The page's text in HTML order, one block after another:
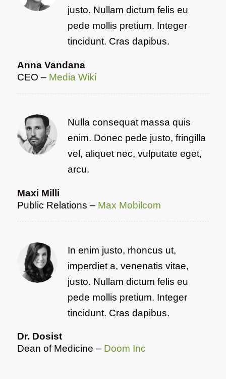
justo. Nullam dictum felis eu
pede mollis pretium. Integer
tincidunt. Cras dapibus.
Anna Vandana
CEO – Media Wiki
Nulla consequat massa quis
enim. Donec pede justo, fringilla
vel, aliquet nec, vulputate eget,
arcu.
Maxi Milli
Public Relations – Max Mobilcom
In enim justo, rhoncus ut,
imperdiet a, venenatis vitae,
justo. Nullam dictum felis eu
pede mollis pretium. Integer
tincidunt. Cras dapibus.
Dr. Dosist
Dean of Medicine – Doom Inc